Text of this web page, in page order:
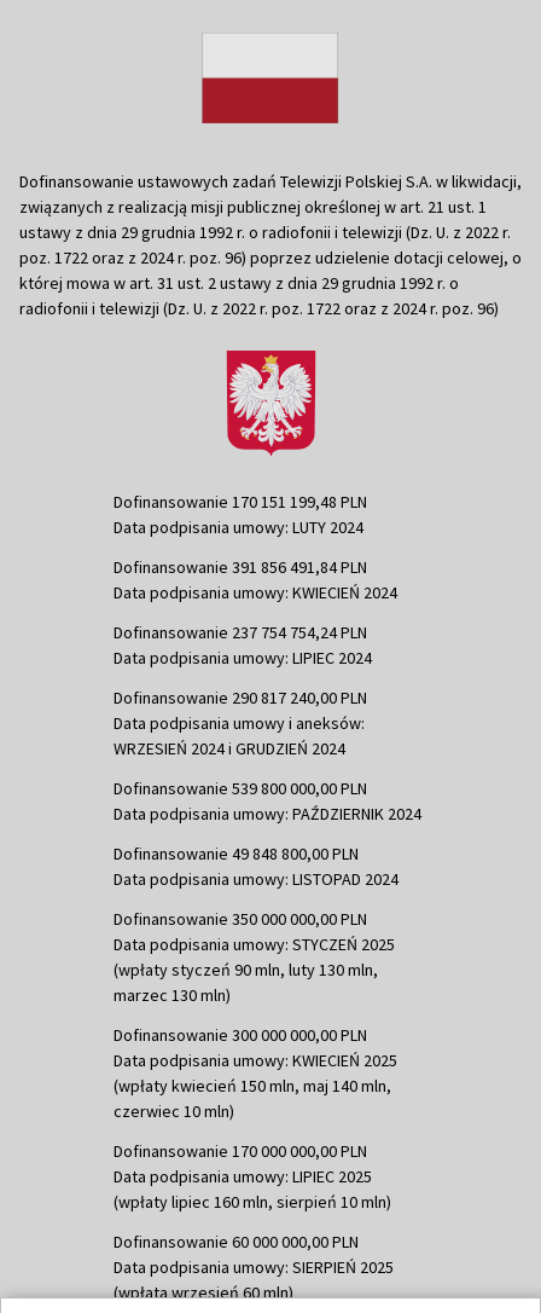
Dofinansowanie ustawowych zadań Telewizji Polskiej S.A. w likwidacji,
związanych z realizacją misji publicznej określonej w art. 21 ust. 1
ustawy z dnia 29 grudnia 1992 r. o radiofonii i telewizji (Dz. U. z 2022 r.
poz. 1722 oraz z 2024 r. poz. 96) poprzez udzielenie dotacji celowej, o
której mowa w art. 31 ust. 2 ustawy z dnia 29 grudnia 1992 r. o
radiofonii i telewizji (Dz. U. z 2022 r. poz. 1722 oraz z 2024 r. poz. 96)
Dofinansowanie 170 151 199,48 PLN
Data podpisania umowy: LUTY 2024
Dofinansowanie 391 856 491,84 PLN
Data podpisania umowy: KWIECIEŃ 2024
Dofinansowanie 237 754 754,24 PLN
Data podpisania umowy: LIPIEC 2024
Dofinansowanie 290 817 240,00 PLN
Data podpisania umowy i aneksów:
WRZESIEŃ 2024 i GRUDZIEŃ 2024
Dofinansowanie 539 800 000,00 PLN
Data podpisania umowy: PAŹDZIERNIK 2024
Dofinansowanie 49 848 800,00 PLN
Data podpisania umowy: LISTOPAD 2024
Dofinansowanie 350 000 000,00 PLN
Data podpisania umowy: STYCZEŃ 2025
(wpłaty styczeń 90 mln, luty 130 mln,
marzec 130 mln)
Dofinansowanie 300 000 000,00 PLN
Data podpisania umowy: KWIECIEŃ 2025
(wpłaty kwiecień 150 mln, maj 140 mln,
czerwiec 10 mln)
Dofinansowanie 170 000 000,00 PLN
Data podpisania umowy: LIPIEC 2025
(wpłaty lipiec 160 mln, sierpień 10 mln)
Dofinansowanie 60 000 000,00 PLN
Data podpisania umowy: SIERPIEŃ 2025
(wpłata wrzesień 60 mln)